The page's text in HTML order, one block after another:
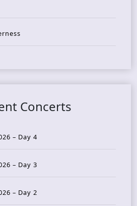
Concerts
– Day 4
– Day 3
– Day 2